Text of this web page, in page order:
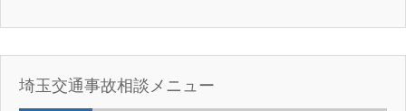
埼玉交通事故相談メニュー